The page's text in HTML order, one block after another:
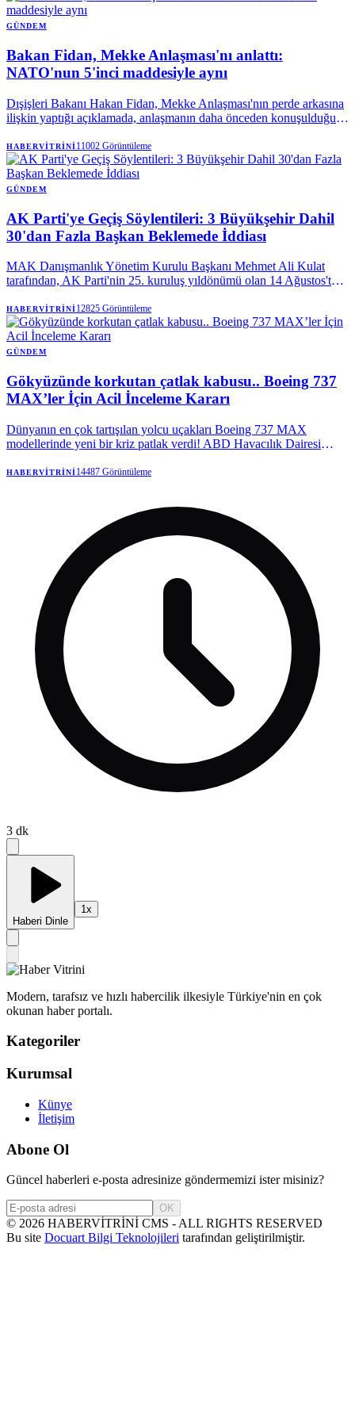
GÜNDEM
Bakan Fidan, Mekke Anlaşması'nı anlattı:
NATO'nun 5'inci maddesiyle aynı
Dışişleri Bakanı Hakan Fidan, Mekke Anlaşması'nın perde arkasına
ilişkin yaptığı açıklamada, anlaşmanın daha önceden konuşulduğunu
sözlerini kullanarak, Mekke Ortak Savunma Anlaşması'nın teknik
olarak, NATO Antlaşması'nın kolektif savunmaya ilişkin 5.
maddesiyle aynı olduğunu söyledi.
HABERVITRINI11002 Görüntüleme
GÜNDEM
AK Parti'ye Geçiş Söylentileri: 3 Büyükşehir Dahil
30'dan Fazla Başkan Beklemede İddiası
MAK Danışmanlık Yönetim Kurulu Başkanı Mehmet Ali Kulat
tarafından, AK Parti'nin 25. kuruluş yıldönümü olan 14 Ağustos'ta,
fazla yerel yöneticinin partiye katılmak üzere sırada olduğu öne
sürüldü. Kulat, bu geçişlerin henüz netlik kazanmadığını da belirtti.
HABERVITRINI12825 Görüntüleme
GÜNDEM
Gökyüzünde korkutan çatlak kabusu.. Boeing 737
MAX’ler İçin Acil İnceleme Kararı
Dünyanın en çok tartışılan yolcu uçakları Boeing 737 MAX
modellerinde yeni bir kriz patlak verdi! ABD Havacılık Dairesi
alarm verdi.
HABERVITRINI14487 Görüntüleme
3 dk
Haberi Dinle
1 x
Modern, tarafsız ve hızlı habercilik ilkesiyle Türkiye'nin en çok
okunan haber portalı.
Kategoriler
Kurumsal
Künye
İletişim
Abone Ol
Güncel haberleri e-posta adresinize göndermemizi ister misiniz?
OK
© 2026 HABERVİTRİNİ CMS - ALL RIGHTS RESERVED
Bu site Docuart Bilgi Teknolojileri tarafından geliştirilmiştir.